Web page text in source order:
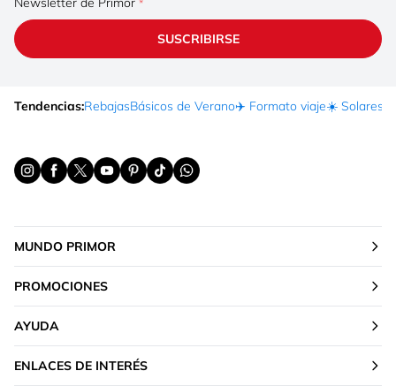
SUSCRIBIRSE
Tendencias:RebajasBásicos de Verano✈️ Formato viaje☀️ Solares
MUNDO PRIMOR
PROMOCIONES
AYUDA
ENLACES DE INTERÉS